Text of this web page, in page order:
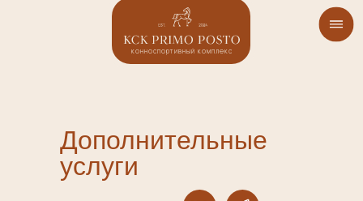
конноспортивный комплекс
Дополнительные
услуги